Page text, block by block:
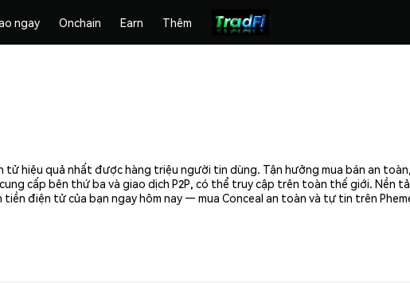
ngay Onchain Earn Thêm
tử hiệu quả nhất được hàng triệu người tin dùng. Tận hưởng mua bán an
cấp bên thứ ba và giao dịch P2P, có thể truy cập trên toàn thế giới. Nền
tiền điện tử của bạn ngay hôm nay — mua Conceal an toàn và tự tin trên